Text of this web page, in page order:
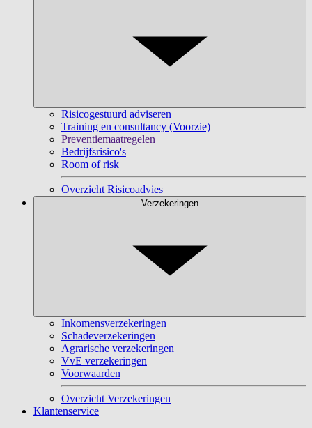
Risicogestuurd adviseren
Training en consultancy (Voorzie)
Preventiemaatregelen
Bedrijfsrisico's
Room of risk
Overzicht Risicoadvies
Verzekeringen
Inkomensverzekeringen
Schadeverzekeringen
Agrarische verzekeringen
VvE verzekeringen
Voorwaarden
Overzicht Verzekeringen
Klantenservice